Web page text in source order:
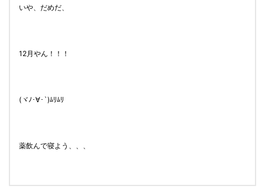
いや、だめだ、
12月やん！！！
(ヾﾉ･∀･`)ﾑﾘﾑﾘ
薬飲んで寝よう、、、